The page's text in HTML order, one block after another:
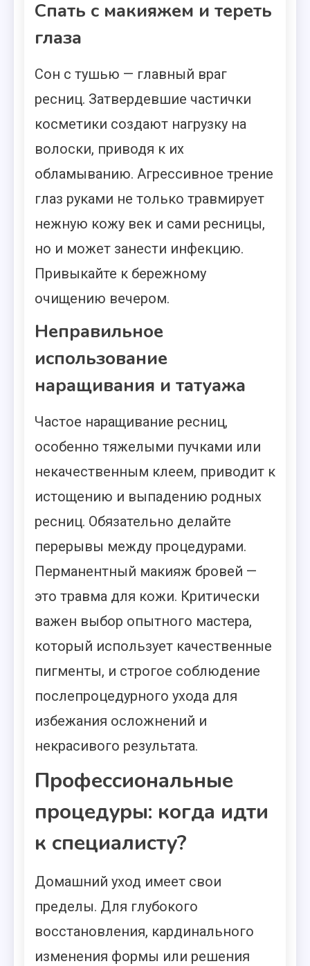
Спать с макияжем и тереть
глаза
Сон с тушью — главный враг
ресниц. Затвердевшие частички
косметики создают нагрузку на
волоски, приводя к их
обламыванию. Агрессивное трение
глаз руками не только травмирует
нежную кожу век и сами ресницы,
но и может занести инфекцию.
Привыкайте к бережному
очищению вечером.
Неправильное
использование
наращивания и татуажа
Частое наращивание ресниц,
особенно тяжелыми пучками или
некачественным клеем, приводит к
истощению и выпадению родных
ресниц. Обязательно делайте
перерывы между процедурами.
Перманентный макияж бровей —
это травма для кожи. Критически
важен выбор опытного мастера,
который использует качественные
пигменты, и строгое соблюдение
послепроцедурного ухода для
избежания осложнений и
некрасивого результата.
Профессиональные
процедуры: когда идти
к специалисту?
Домашний уход имеет свои
пределы. Для глубокого
восстановления, кардинального
изменения формы или решения